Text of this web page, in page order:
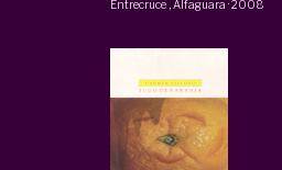
Entrecruce, Alfaguara ·2008